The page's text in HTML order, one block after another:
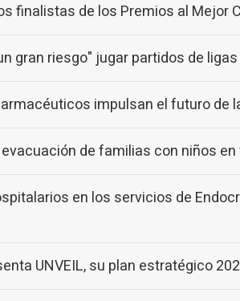
finalistas de los Premios al
gran riesgo" jugar partidos de
impulsan el futuro
de familias con niños
en los servicios de
UNVEIL, su plan estratégico